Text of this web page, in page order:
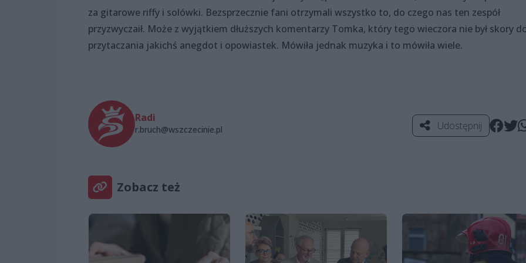
za gitarowe riffy i solówki. Bezsprzecznie fani otrzymali wszystko to, do czego nas ten zespół
przyzwyczaił. Może z wyjątkiem dłuższych komentarzy Tomka, który tego wieczora nie był skory
przytaczania jakichś anegdot i opowiastek. Mówiła jednak muzyka i to mówiła wiele.
Radi
r.bruch@wszczecinie.pl Udostępnij
Zobacz też